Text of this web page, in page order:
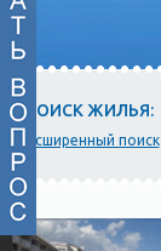
ПОИСК ЖИЛЬЯ:
расширенный поиск